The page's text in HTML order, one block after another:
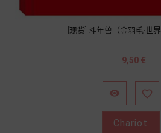
[现货] 斗年兽（金羽毛·世
Prix
9,50 €
 
Chariot